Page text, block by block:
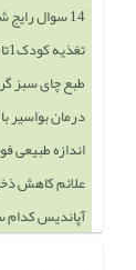
تغذیه کودک1تا5 سال
طبع چای سبز
درمان بواسیر با 11 روش خانگی و 15 روش طب
اندازه طبیعی
علائم کاهش
آپاندیس
خوردن چه